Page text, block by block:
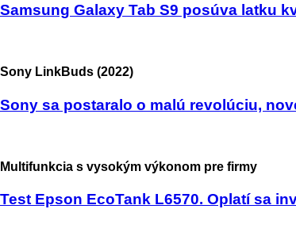
Samsung Galaxy Tab S9 posúva latku
Sony LinkBuds (2022)
Sony sa postaralo o malú revolúciu,
Multifunkcia s vysokým výkonom pre firmy
Test Epson EcoTank L6570. Oplatí sa